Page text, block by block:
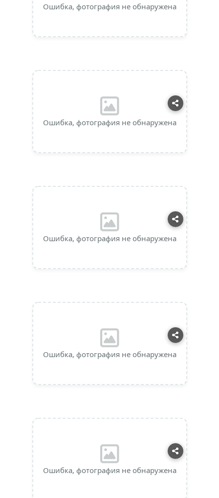
Ошибка, фотография не обнаружена
Ошибка, фотография не обнаружена
Ошибка, фотография не обнаружена
Ошибка, фотография не обнаружена
Ошибка, фотография не обнаружена